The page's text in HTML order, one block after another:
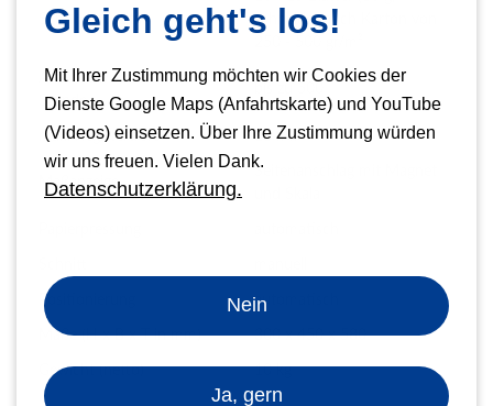
Schnittkapazität
schneidet auch Karton von
Anzahl Zwischenblätter /
Stunde
max. Registertiefe 18 mm
Maßanzeige
Seitenanschlag mit Magnet
Positionierung automatisch
Maße (H x B x T in mm) 300 x 450 x 580
Gewicht (netto) 10 kg
Gleich geht's los!
Mit Ihrer Zustimmung möchten wir Cookies der
Dienste Google Maps (Anfahrtskarte) und YouTube
(Videos) einsetzen. Über Ihre Zustimmung würden
wir uns freuen. Vielen Dank.
Datenschutzerklärung.
Nein
Ja, gern